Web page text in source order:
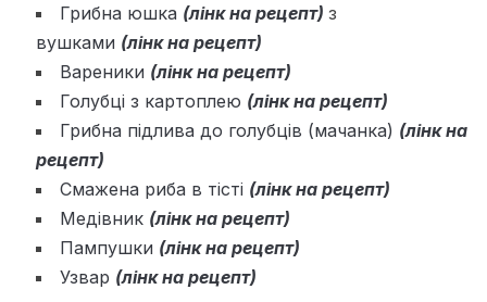
Грибна юшка (лінк на рецепт) з
вушками (лінк на рецепт)
Вареники (лінк на рецепт)
Голубці з картоплею (лінк на рецепт)
Грибна підлива до голубців (мачанка) (лінк на
рецепт)
Смажена риба в тісті (лінк на рецепт)
Медівник (лінк на рецепт)
Пампушки (лінк на рецепт)
Узвар (лінк на рецепт)